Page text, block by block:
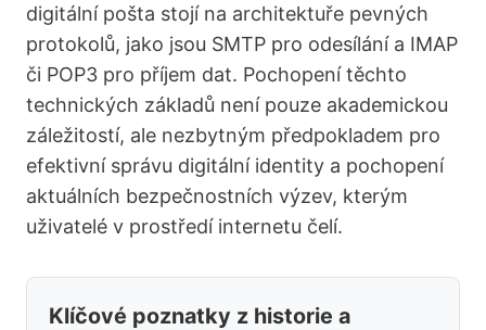
digitální pošta stojí na architektuře pevných
protokolů, jako jsou SMTP pro odesílání a IMAP
či POP3 pro příjem dat. Pochopení těchto
technických základů není pouze akademickou
záležitostí, ale nezbytným předpokladem pro
efektivní správu digitální identity a pochopení
aktuálních bezpečnostních výzev, kterým
uživatelé v prostředí internetu čelí.
Klíčové poznatky z historie a